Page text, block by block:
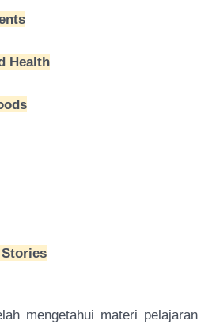
Health
mengetahui materi pelajaran